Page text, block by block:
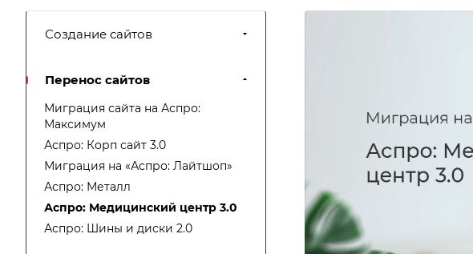
Создание сайтов
Перенос сайтов
Миграция сайта на Аспро:
Максимум
Аспро: Корп сайт 3.0
Миграция на «Аспро: Лайтшоп»
Аспро: Металл
Аспро: Медицинский центр 3.0
Аспро: Шины и диски 2.0